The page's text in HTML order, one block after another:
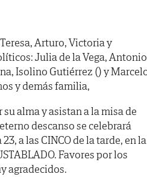
Arturo, Victoria y
Julia de la Vega, Antonio
Isolino Gutiérrez () y
y demás familia,
alma y asistan a la misa de
descanso se celebrará
a las CINCO de la tarde, en la
Favores por los
agradecidos.